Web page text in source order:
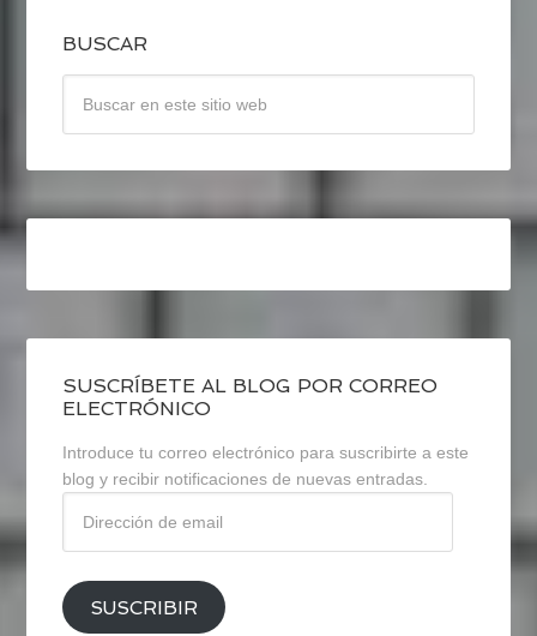
BUSCAR
SUSCRÍBETE AL BLOG POR CORREO
ELECTRÓNICO
Introduce tu correo electrónico para suscribirte a este
blog y recibir notificaciones de nuevas entradas.
email
SUSCRIBIR